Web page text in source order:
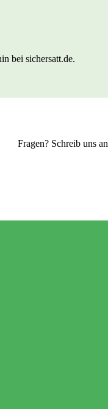
bei sichersatt.de.
Fragen? Schreib uns an